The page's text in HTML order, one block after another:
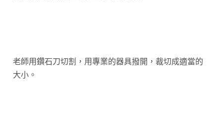
老師用鑽石刀切割，用專業的器具撥開，裁切成適當的
大小。